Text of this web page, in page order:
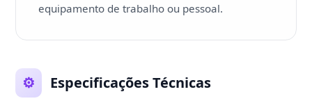
equipamento de trabalho ou pessoal.
⚙️ Especificações Técnicas